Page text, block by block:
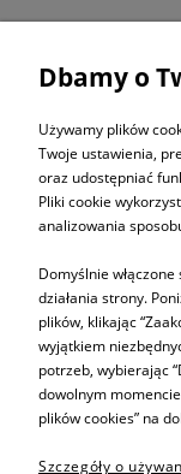
Dbamy o
Używamy plików
Twoje ustawienia,
oraz udostępniać
Pliki cookie
analizowania
Domyślnie
działania strony.
plików, klikając
wyjątkiem
potrzeb, wybierając
dowolnym
plików cookies” na
Szczegóły o